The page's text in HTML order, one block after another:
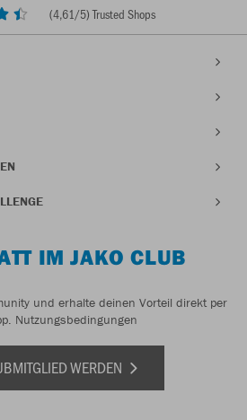
(4,61/5) Trusted Shops
IM JAKO CLUB
und erhalte deinen Vorteil direkt per
Nutzungsbedingungen
WERDEN